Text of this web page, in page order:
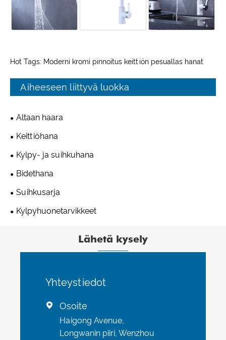
Hot Tags: Moderni kromi pinnoitus keittiön pesuallas hanat
Aiheeseen liittyvä luokka
Altaan haara
Keittiöhana
Kylpy- ja suihkuhana
Bidethana
Suihkusarja
Kylpyhuonetarvikkeet
Lähetä kysely
Yhteystiedot
 Osoite
Haigong Avenue,
Longwanin piiri, Wenzhou